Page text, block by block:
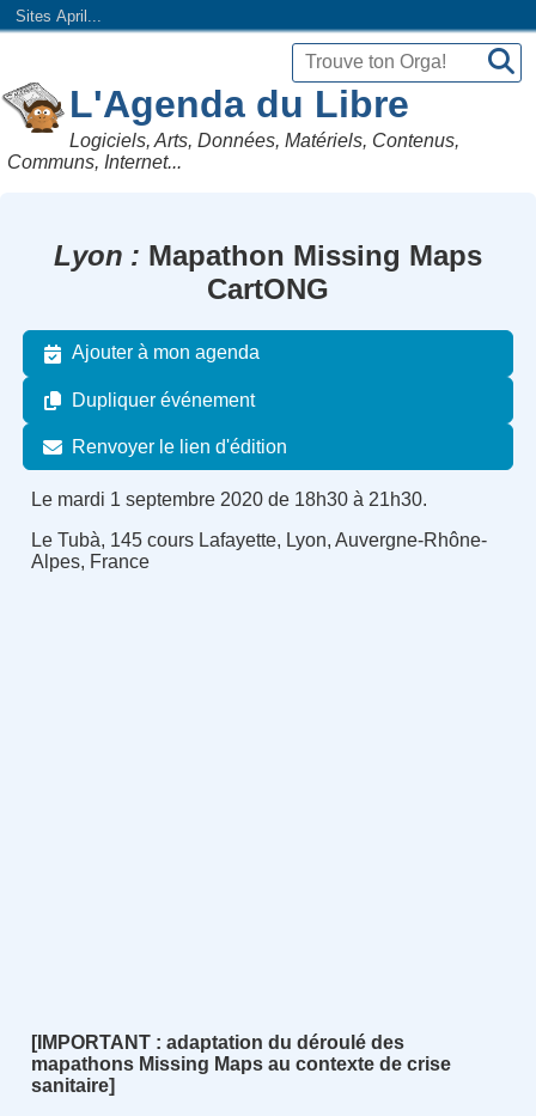
Sites April...
L'Agenda du Libre
Logiciels, Arts, Données, Matériels, Contenus,
Communs, Internet...
Lyon
Mapathon Missing Maps
CartONG
Ajouter à mon agenda
Dupliquer événement
Renvoyer le lien d'édition
Le mardi 1 septembre 2020 de 18h30 à 21h30.
Le Tubà, 145 cours Lafayette, Lyon, Auvergne-Rhône-
Alpes, France
[IMPORTANT : adaptation du déroulé des
mapathons Missing Maps au contexte de crise
sanitaire]